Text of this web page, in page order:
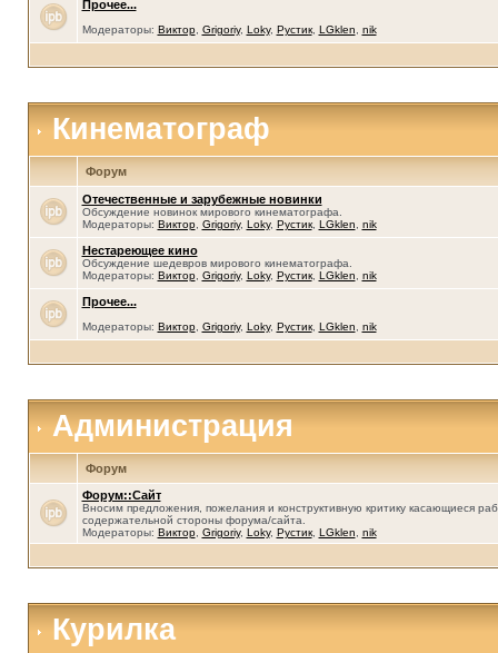
Прочее...
Модераторы: Виктор, Grigoriy, Loky, Рустик, LGklen nik
Кинематограф
Форум
Отечественные и зарубежные новинки
Обсуждение новинок мирового кинематографа.
Модераторы: Виктор, Grigoriy, Loky, Рустик, LGklen nik
Нестареющее кино
Обсуждение шедевров мирового кинематографа.
Модераторы: Виктор, Grigoriy, Loky, Рустик, LGklen nik
Прочее...
Модераторы: Виктор, Grigoriy, Loky, Рустик, LGklen nik
Администрация
Форум
Форум::Сайт
Вносим предложения, пожелания и конструктивную критику касающиеся
содержательной стороны форума/сайта.
Модераторы: Виктор, Grigoriy, Loky, Рустик, LGklen nik
Курилка